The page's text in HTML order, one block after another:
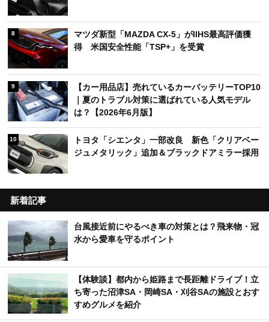
8
マツダ新型「MAZDA CX-5」がIIHS最高評価獲
得 米国安全性能「TSP+」を受賞
9
【カー用品店】売れているカーバッテリーTOP10
｜夏のトラブル対策に選ばれている人気モデル
は？【2026年6月版】
10
トヨタ「シエンタ」一部改良 新色「クリアベー
ジュメタリック」追加＆ブラックドアミラー採用
新着記事
台風接近前にやるべき車の対策とは？飛来物・冠
水から愛車を守るポイント
【体験談】都内から姫路まで長距離ドライブ！立
ち寄った沼津SA・岡崎SA・刈谷SAの施設とおす
すめグルメを紹介